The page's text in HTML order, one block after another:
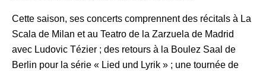
Cette saison, ses concerts comprennent des récitals à La
Scala de Milan et au Teatro de la Zarzuela de Madrid
avec Ludovic Tézier ; des retours à la Boulez Saal de
Berlin pour la série « Lied und Lyrik » ; une tournée de